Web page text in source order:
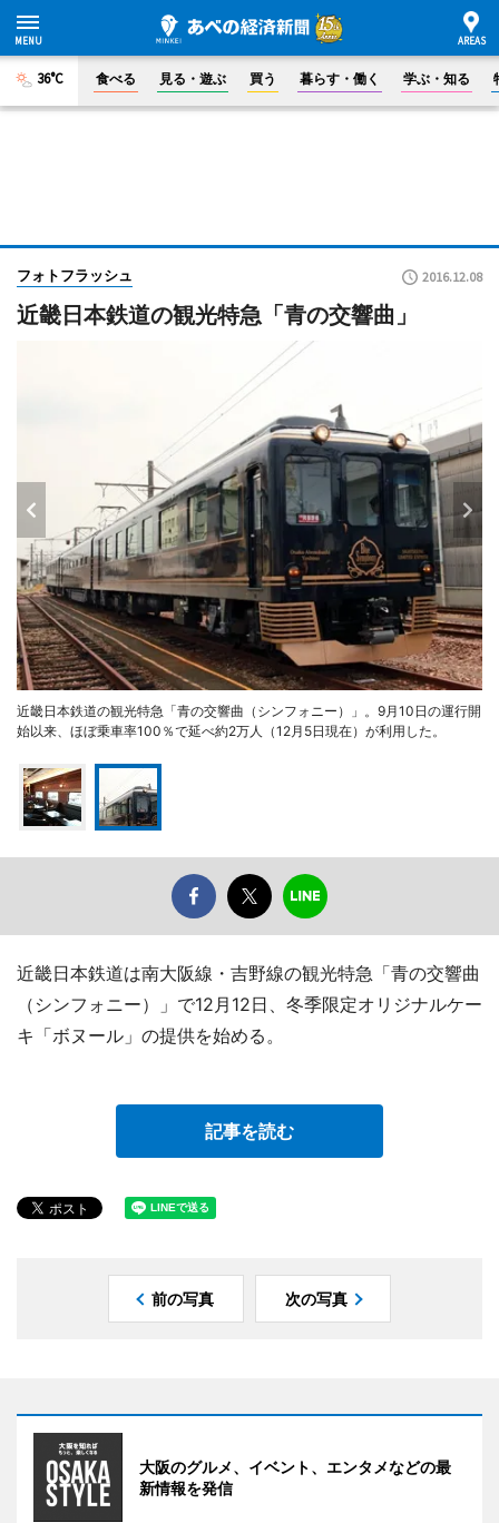
36°C 食べる 見る・遊ぶ 買う 暮らす・働く 学ぶ・知る
フォトフラッシュ 2016.12.08
近畿日本鉄道の観光特急「青の交響曲」
近畿日本鉄道の観光特急「青の交響曲（シンフォニー）」。9月10日の運行開
始以来、ほぼ乗車率100％で延べ約2万人（12月5日現在）が利用した。
近畿日本鉄道は南大阪線・吉野線の観光特急「青の交響曲
（シンフォニー）」で12月12日、冬季限定オリジナルケー
キ「ボヌール」の提供を始める。
記事を読む
前の写真 次の写真
大阪のグルメ、イベント、エンタメなどの最
新情報を発信